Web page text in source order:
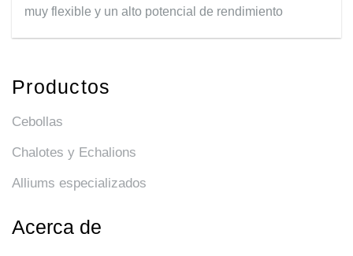
muy flexible y un alto potencial de rendimiento
Productos
Cebollas
Chalotes y Echalions
Alliums especializados
Acerca de